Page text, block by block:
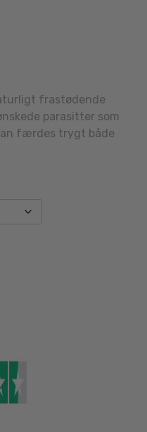
frastødende
parasitter som
færdes trygt både